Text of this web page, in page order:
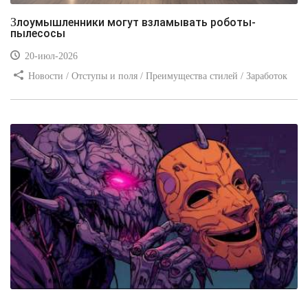
Злоумышленники могут взламывать роботы-
пылесосы
20-июл-2026
Новости / Отступы и поля / Преимущества стилей / Заработок